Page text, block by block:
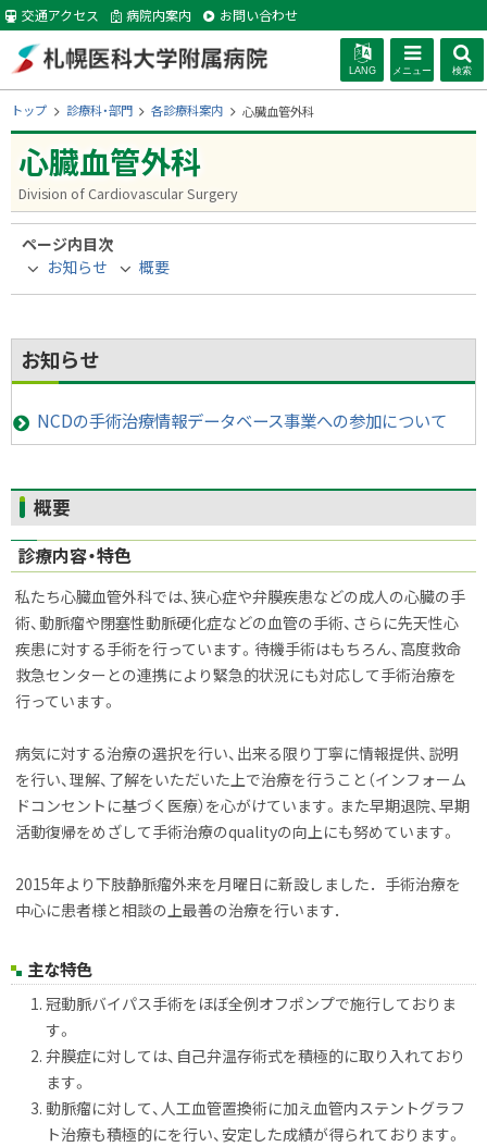
本
へ
交通アクセス 病院内案内 お問い合わせ
札幌医科大学附
属病院
LANG メニュー 検索
現
在
置
の
階
層
トップ 診療科・部門 各診療科案内 心臓血管外科
心臓血管外科
Division of Cardiovascular Surgery
ページ内目次
お知らせ
概要
お知らせ
NCDの手術治療情報データベース事業への参加について
ト
ッ
プ
に
戻
る
概要
診療内容・特色
私たち心臓血管外科では、狭心症や弁膜疾患などの成人の心臓の手
術、動脈瘤や閉塞性動脈硬化症などの血管の手術、さらに先天性心
疾患に対する手術を行っています。待機手術はもちろん、高度救命
救急センターとの連携により緊急的状況にも対応して手術治療を
行っています。
病気に対する治療の選択を行い、出来る限り丁寧に情報提供、説明
を行い、理解、了解をいただいた上で治療を行うこと（インフォーム
ドコンセントに基づく医療）を心がけています。また早期退院、早期
活動復帰をめざして手術治療のqualityの向上にも努めています。
2015年より下肢静脈瘤外来を月曜日に新設しました．手術治療を
中心に患者様と相談の上最善の治療を行います．
主な特色
冠動脈バイパス手術をほぼ全例オフポンプで施行しておりま
す。
弁膜症に対しては、自己弁温存術式を積極的に取り入れており
ます。
動脈瘤に対して、人工血管置換術に加え血管内ステントグラフ
ト治療も積極的にを行い、安定した成績が得られております。